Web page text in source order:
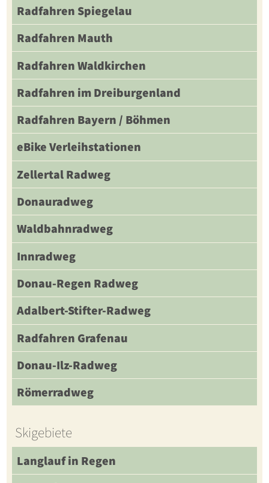
Radfahren Spiegelau
Radfahren Mauth
Radfahren Waldkirchen
Radfahren im Dreiburgenland
Radfahren Bayern / Böhmen
eBike Verleihstationen
Zellertal Radweg
Donauradweg
Waldbahnradweg
Innradweg
Donau-Regen Radweg
Adalbert-Stifter-Radweg
Radfahren Grafenau
Donau-Ilz-Radweg
Römerradweg
Skigebiete
Langlauf in Regen